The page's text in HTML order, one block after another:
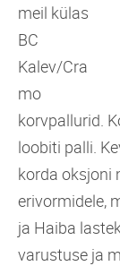
meil külas
BC
Kalev/Cra
mo
korvpallurid.
loobiti palli.
korda oksjoni
erivormidele,
ja Haiba
varustuse ja